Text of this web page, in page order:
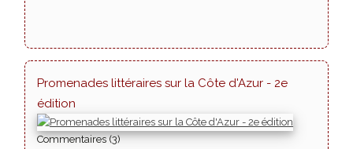
Promenades littéraires sur la Côte d'Azur - 2e
édition
Commentaires (3)